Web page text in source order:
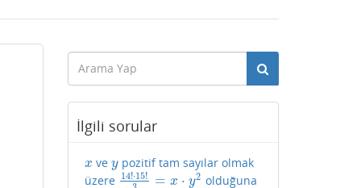
İlgili sorular
x
x vey
ypozitif tam sayılar olmak
üzere 14!⋅15!
= x ⋅ y2
14!⋅15 3= x⋅y 2
olduğuna